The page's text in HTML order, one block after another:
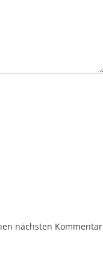
nächsten Kommentar